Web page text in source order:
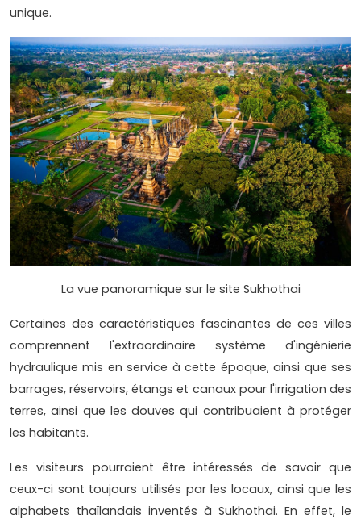
unique.
La vue panoramique sur le site Sukhothai
Certaines des caractéristiques fascinantes de ces villes
comprennent l'extraordinaire système d'ingénierie
hydraulique mis en service à cette époque, ainsi que ses
barrages, réservoirs, étangs et canaux pour l'irrigation des
terres, ainsi que les douves qui contribuaient à protéger
les habitants.
Les visiteurs pourraient être intéressés de savoir que
ceux-ci sont toujours utilisés par les locaux, ainsi que les
alphabets thaïlandais inventés à Sukhothai. En effet, le